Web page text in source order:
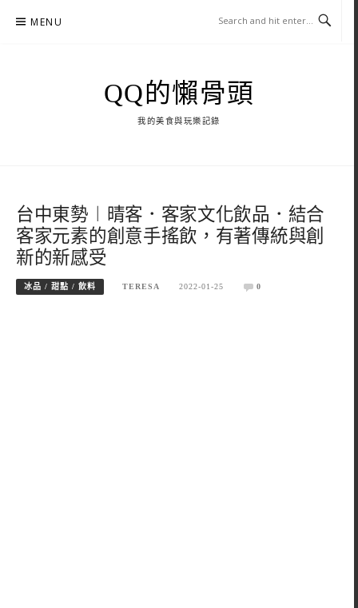
MENU
QQ的懶骨頭
我的美食與玩樂記錄
台中東勢︱晴客．客家文化飲品．結合
客家元素的創意手搖飲，有著傳統與創
新的新感受
冰品 / 甜點 / 飲料 TERESA 2022-01-25 0